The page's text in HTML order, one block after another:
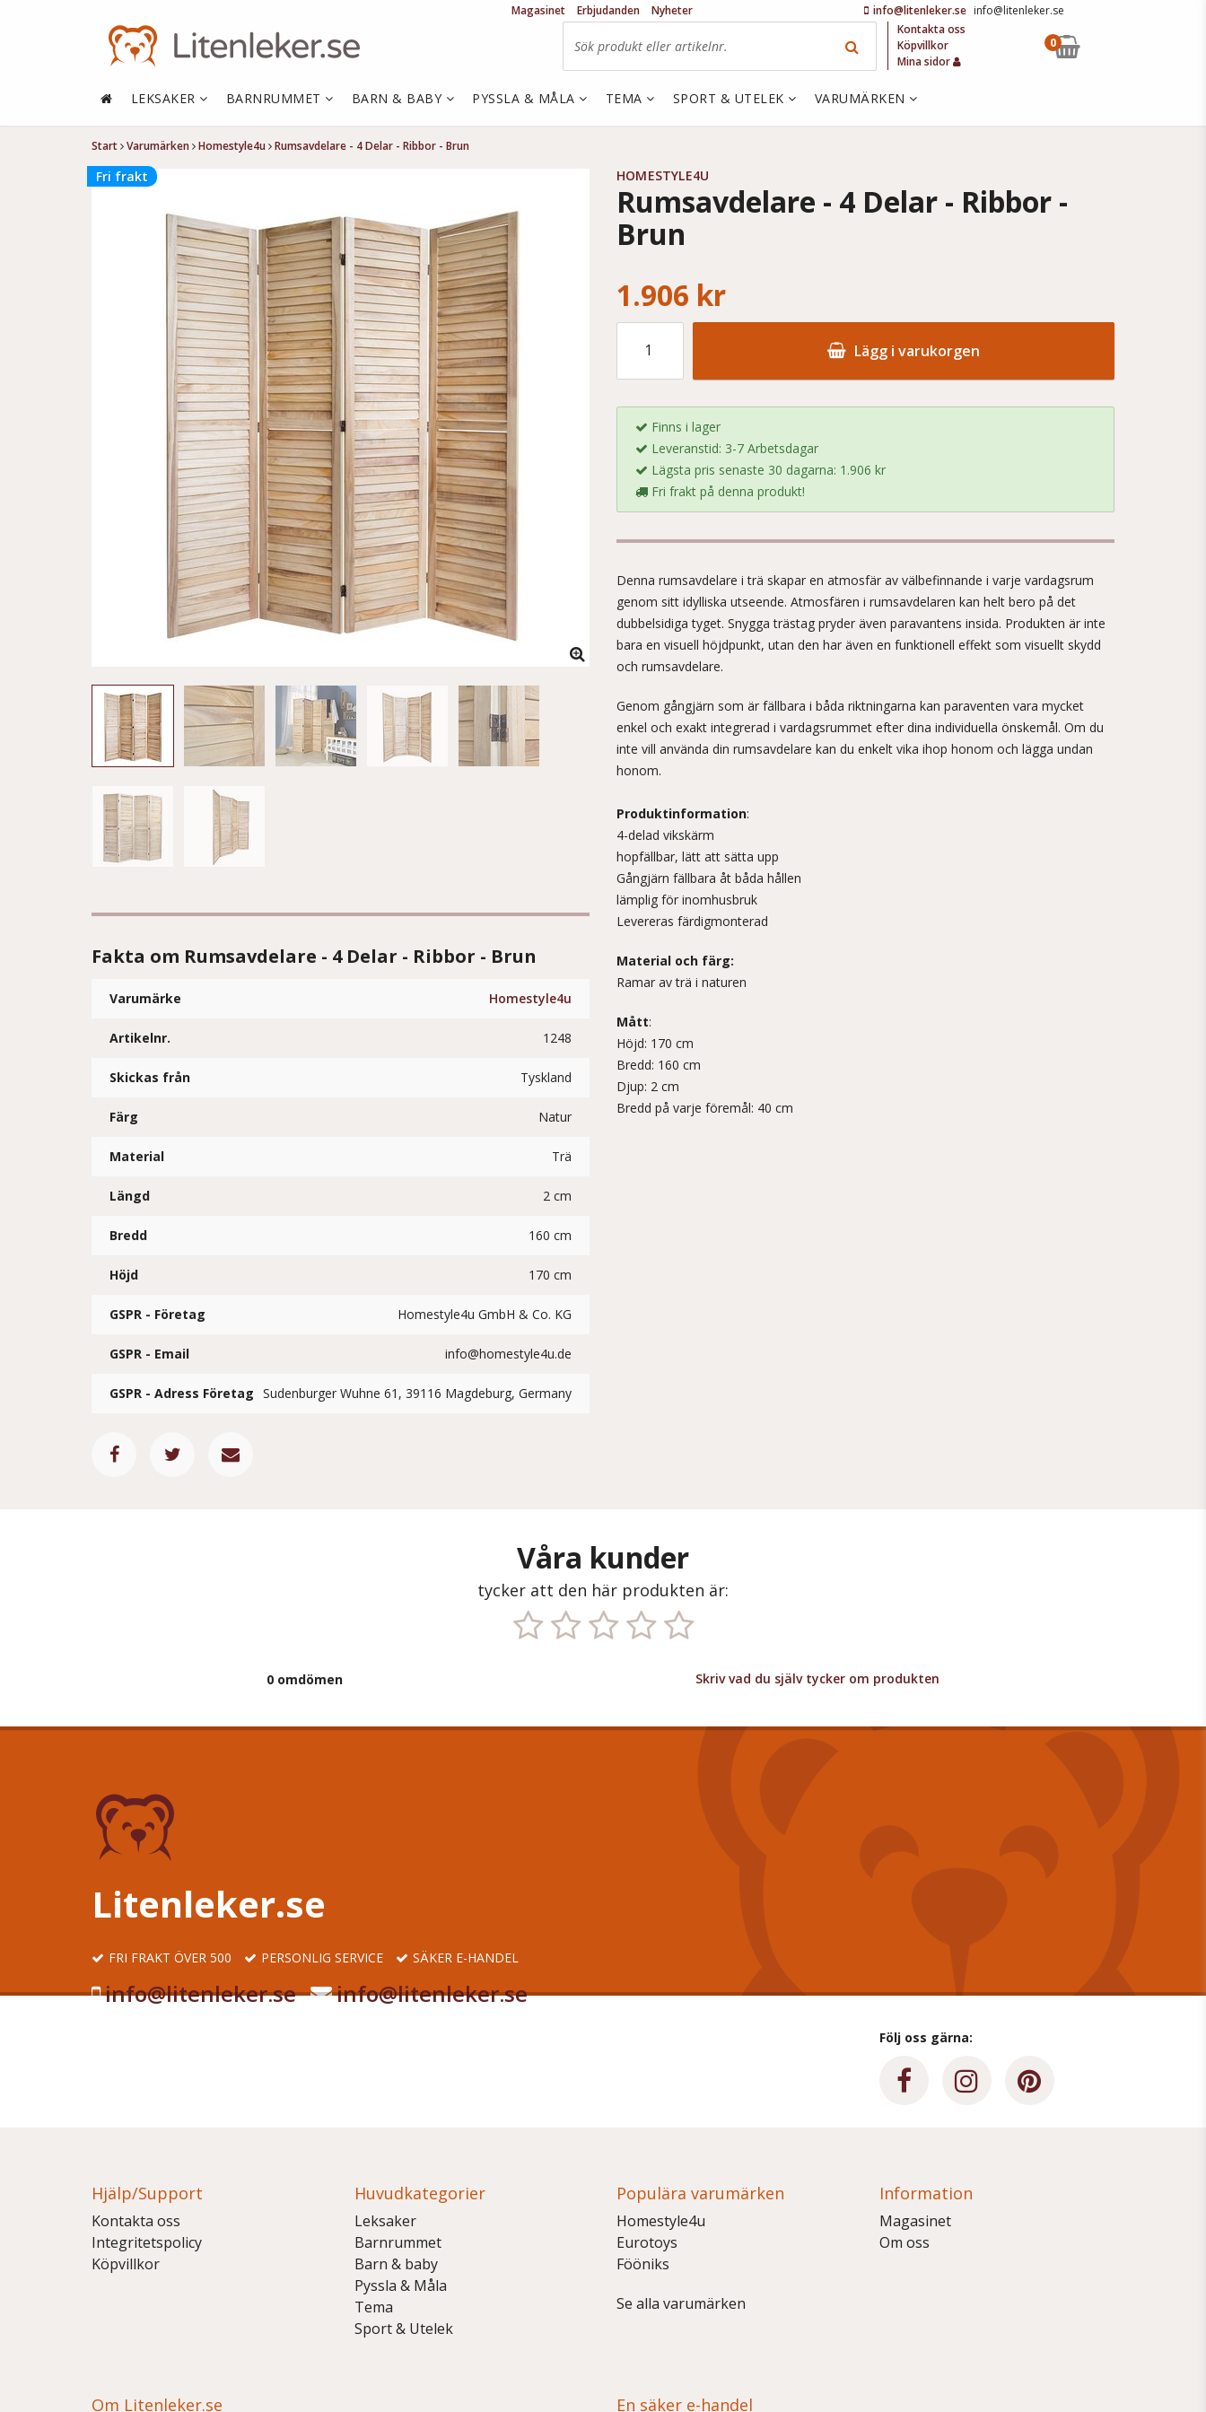
Start Varumärken Homestyle4u Rumsavdelare - 4 Delar - Ribbor - Brun
Fri frakt
Fakta om Rumsavdelare - 4 Delar - Ribbor - Brun
Varumärke Homestyle4u
Artikelnr. 1248
Skickas från Tyskland
Färg Natur
Material Trä
Längd 2 cm
Bredd 160 cm
Höjd 170 cm
GSPR - Företag Homestyle4u GmbH & Co. KG
GSPR - Email info@homestyle4u.de
GSPR - Adress Företag Sudenburger Wuhne 61, 39116 Magdeburg, Germany
HOMESTYLE4U
Rumsavdelare - 4 Delar - Ribbor -
Brun
1.906 kr
Lägg i varukorgen
Finns i lager
Leveranstid: 3-7 Arbetsdagar
Lägsta pris senaste 30 dagarna: 1.906 kr
Fri frakt på denna produkt!
Denna rumsavdelare i trä skapar en atmosfär av välbefinnande i varje vardagsrum
genom sitt idylliska utseende. Atmosfären i rumsavdelaren kan helt bero på det
dubbelsidiga tyget. Snygga trästag pryder även paravantens insida. Produkten är inte
bara en visuell höjdpunkt, utan den har även en funktionell effekt som visuellt skydd
och rumsavdelare.
Genom gångjärn som är fällbara i båda riktningarna kan paraventen vara mycket
enkel och exakt integrerad i vardagsrummet efter dina individuella önskemål. Om du
inte vill använda din rumsavdelare kan du enkelt vika ihop honom och lägga undan
honom.
Produktinformation:
4-delad vikskärm
hopfällbar, lätt att sätta upp
Gångjärn fällbara åt båda hållen
lämplig för inomhusbruk
Levereras färdigmonterad
Material och färg:
Ramar av trä i naturen
Mått:
Höjd: 170 cm
Bredd: 160 cm
Djup: 2 cm
Bredd på varje föremål: 40 cm
Våra kunder
tycker att den här produkten är:
0 omdömen Skriv vad du själv tycker om produkten
Litenleker.se
FRI FRAKT ÖVER 500 PERSONLIG SERVICE SÄKER E-HANDEL
info@litenleker.se info@litenleker.se
Följ oss gärna:
Hjälp/Support
Kontakta oss
Integritetspolicy
Köpvillkor
Huvudkategorier
Leksaker
Barnrummet
Barn & baby
Pyssla & Måla
Tema
Sport & Utelek
Populära varumärken
Homestyle4u
Eurotoys
Fööniks
Se alla varumärken
Information
Magasinet
Om oss
Om Litenleker.se En säker e-handel
info@litenleker.se info@litenleker.se
Magasinet Erbjudanden
Nyheter
Kontakta oss
Köpvillkor
Mina sidor
0
LEKSAKER BARNRUMMET BARN & BABY PYSSLA & MÅLA TEMA SPORT & UTELEK VARUMÄRKEN